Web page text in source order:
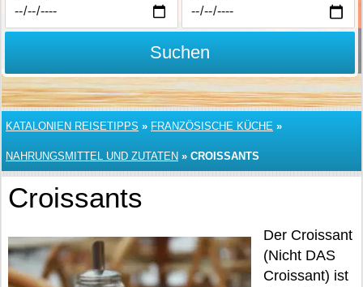
Suchen
KATALONIEN REISETIPPS » FRANZÖSISCHE KÜCHE »
NAHRUNGSMITTEL UND ZUTATEN » CROISSANTS
Croissants
Der Croissant
(Nicht DAS
Croissant) ist